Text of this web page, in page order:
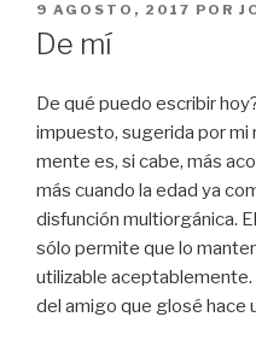
PUBLICADO
EL
9 AGOSTO, 2017 POR
De mí
De qué puedo escribir
impuesto, sugerida por mi
mente es, si cabe, más
más cuando la edad ya
disfunción multiorgánica.
sólo permite que lo
utilizable
del amigo que glosé hace